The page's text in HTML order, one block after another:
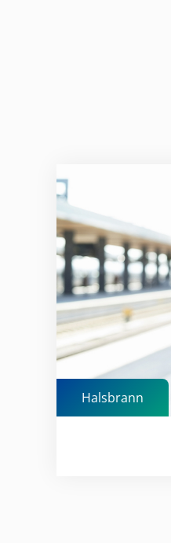
Halsbrann